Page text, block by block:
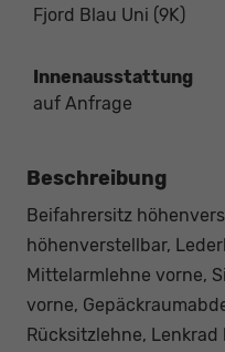
Fjord Blau Uni (9K)
Innenausstattung
auf Anfrage
Beschreibung
Beifahrersitz
höhenverstellbar,
Mittelarmlehne vorne,
vorne,
Rücksitzlehne,